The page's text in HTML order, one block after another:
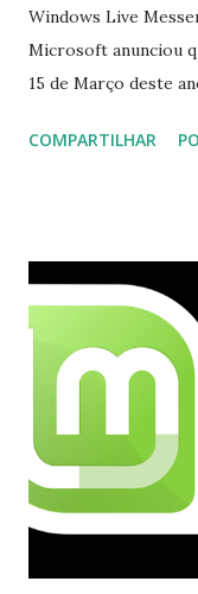
Windows Live
Microsoft anunciou
15 de Março deste
integrado com o
o Windows Live
mesmo na versão
opções e o Pidgin,
COMPARTILHAR